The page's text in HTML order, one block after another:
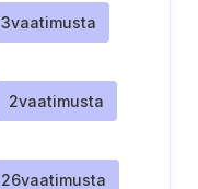
3vaatimusta
2vaatimusta
26vaatimusta